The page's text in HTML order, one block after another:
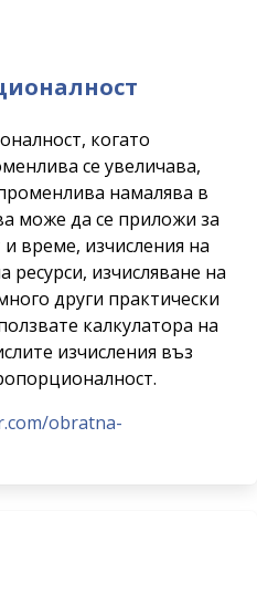
когато
се увеличава,
намалява в
може да се приложи за
и време, изчисления на
изчисляване на
други практически
калкулатора на
изчисления въз
obratna-